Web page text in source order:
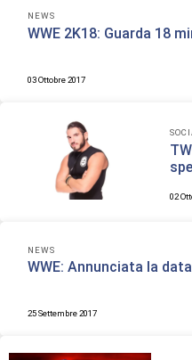
NEWS
WWE 2K18: Guarda 18
03 Ottobre 2017
02
NEWS
WWE: Annunciata la
25 Settembre 2017